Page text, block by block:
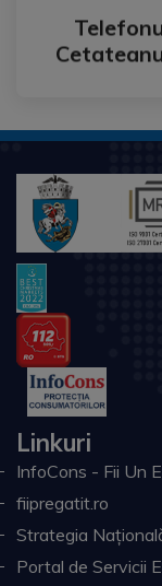
Linkuri
InfoCons - Fii Un
fiipregatit.ro
Strategia
Portal de Servicii